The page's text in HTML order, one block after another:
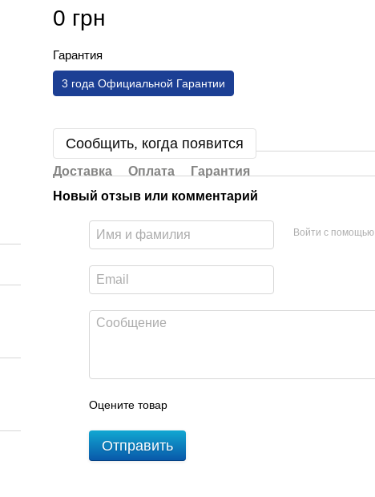
0 грн
Гарантия
3 года Официальной Гарантии
Сообщить, когда появится
Доставка Оплата
Гарантия
Новый отзыв или комментарий
Войти с помощью
Оцените товар
Отправить